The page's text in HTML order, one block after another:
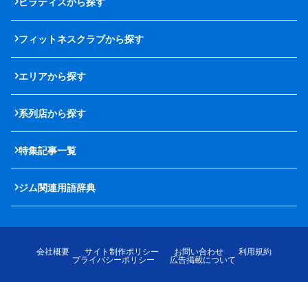
フィットネスクラブから探す
エリアから探す
系列店から探す
特集記事一覧
ジム関連用語辞典
会社概要 サイト制作ポリシー お問い合わせ
利用規約
プライバシーポリシー
広告掲載について